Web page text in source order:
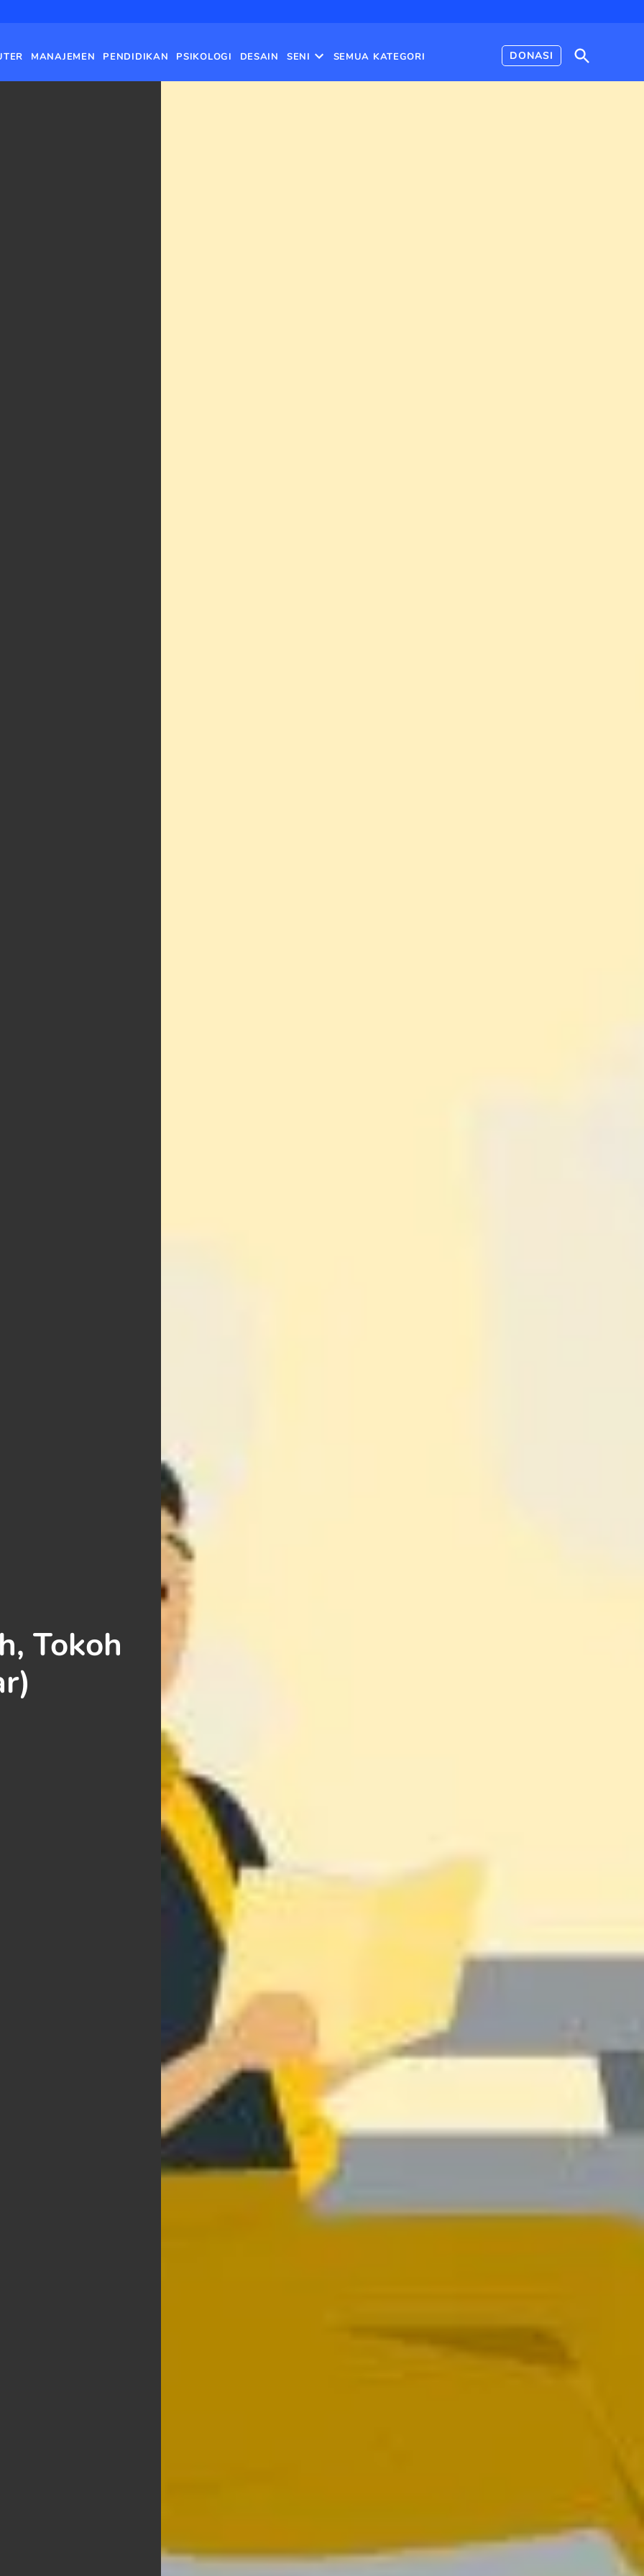
MANAJEMEN PENDIDIKAN PSIKOLOGI DESAIN SENI
dropdown
SEMUA KATEGORI DONASI
Open
Search
Tokoh